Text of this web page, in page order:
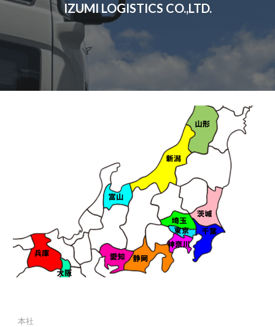
IZUMI LOGISTICS CO.,LTD.
本社